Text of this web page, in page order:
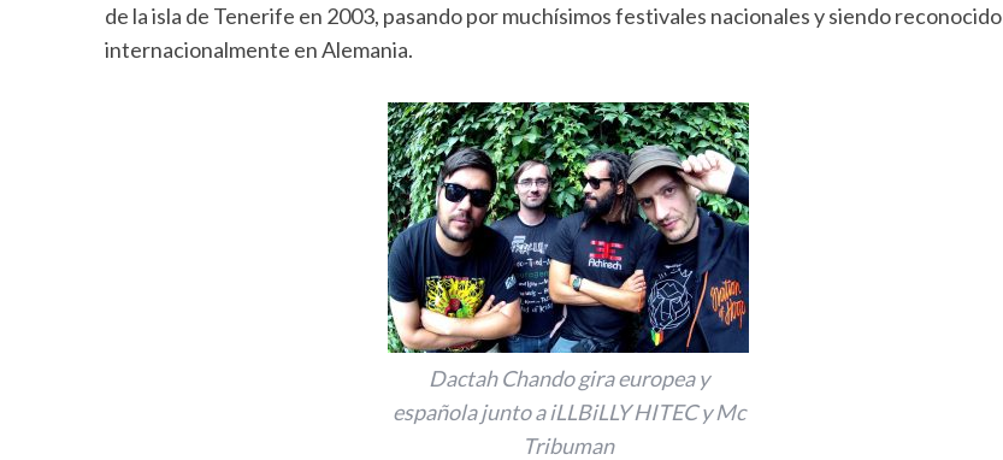
de la isla de Tenerife en 2003, pasando por muchísimos festivales nacionales y siendo reconocido
internacionalmente en Alemania.
Dactah Chando gira europea y
española junto a iLLBiLLY HITEC y Mc
Tribuman